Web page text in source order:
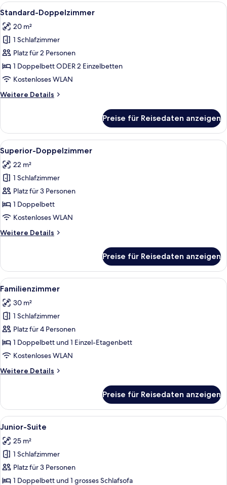
Alle
Fotos
für
Standard-
Doppelzimmer
anzeigen
Ein Hotelzimmer mit einem großen
13
Standard-Doppelzimmer
20 m²
1 Schlafzimmer
Platz für 2 Personen
1 Doppelbett ODER 2 Einzelbetten
Kostenloses WLAN
Weitere Details
Weitere
Doppelzimmer
Preise für Reisedaten anzeigen
Alle
Fotos
für
Superior-
Doppelzimmer
anzeigen
Ein Hotelzimmer mit Bett, Fernseher,
14
Superior-Doppelzimmer
22 m²
1 Schlafzimmer
Platz für 3 Personen
1 Doppelbett
Kostenloses WLAN
Weitere Details
Weitere
Doppelzimmer
Preise für Reisedaten anzeigen
Alle
Fotos
für
Familienzimmer
anzeigen
Ein Hotelzimmer mit Etagenbetten,
5
Familienzimmer
30 m²
1 Schlafzimmer
Platz für 4 Personen
1 Doppelbett und 1 Einzel-Etagenbett
Kostenloses WLAN
Weitere Details
Weitere
Preise für Reisedaten anzeigen
Alle
Fotos
für
Junior-
Suite
anzeigen
Ein Hotelzimmer mit Bett, zwei
11
Junior-Suite
25 m²
1 Schlafzimmer
Platz für 3 Personen
1 Doppelbett und 1 grosses Schlafsofa